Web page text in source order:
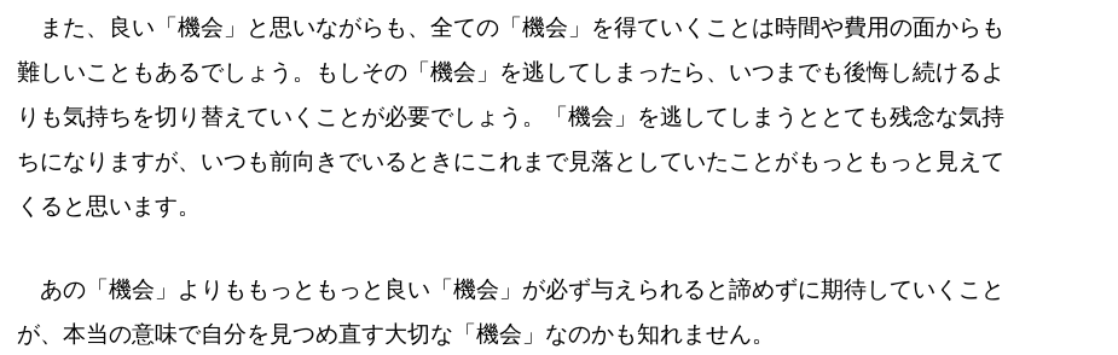
また、良い「機会」と思いながらも、全ての「機会」を得ていくことは時間や費用の面からも
難しいこともあるでしょう。もしその「機会」を逃してしまったら、いつまでも後悔し続けるよ
りも気持ちを切り替えていくことが必要でしょう。「機会」を逃してしまうととても残念な気持
ちになりますが、いつも前向きでいるときにこれまで見落としていたことがもっともっと見えて
くると思います。
あの「機会」よりももっともっと良い「機会」が必ず与えられると諦めずに期待していくこと
が、本当の意味で自分を見つめ直す大切な「機会」なのかも知れません。